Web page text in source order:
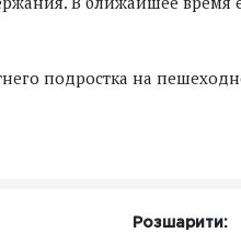
подростка на
Розшарити: